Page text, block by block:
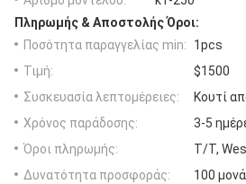
Πληρωμής & Αποστολής Όροι:
Ποσότητα παραγγελίας min:
1pcs
Τιμή:
$1500
Συσκευασία λεπτομέρειες:
Κουτί
Χρόνος παράδοσης:
3-5
Όροι πληρωμής:
T/T,
Δυνατότητα προσφοράς:
100